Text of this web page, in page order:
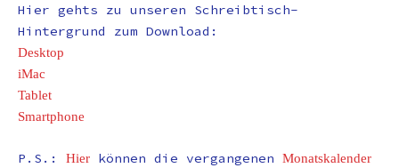
Hier gehts zu unseren Schreibtisch-
Hintergrund zum Download:
Desktop
iMac
Tablet
Smartphone
P.S.: Hier können die vergangenen Monatskalender